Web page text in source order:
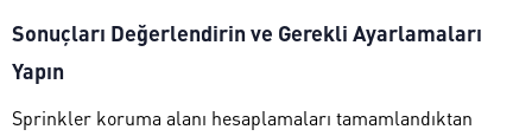
Sonuçları Değerlendirin ve Gerekli Ayarlamaları
Yapın
Sprinkler koruma alanı hesaplamaları tamamlandıktan